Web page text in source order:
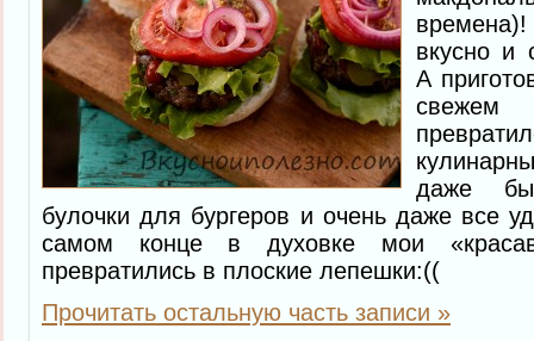
вкусно и
А
свежем
даже
булочки для бургеров и очень даже все
самом конце в духовке мои
превратились в плоские лепешки:((
Прочитать остальную часть записи »